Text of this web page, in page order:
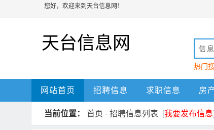
您好，欢迎来到天台信息网！
天台信息网 信息
热门
动 天
网站首页 招聘信息 求职信息 房
当前位置： 首页 - 招聘信息列表 [我要发布信息]